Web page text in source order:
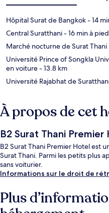
Hôpital Surat de Bangkok- 14
Central Suratthani- 16 min à pied
Marché nocturne de Surat Thani
Université Prince of Songkla
en voiture- 13.8 km
Université Rajabhat de
À propos de cet
B2 Surat Thani Premier
B2 Surat Thani Premier Hotel est
Surat Thani. Parmi les petits plus
sans voiturier.
Informations sur le droit de
Plus